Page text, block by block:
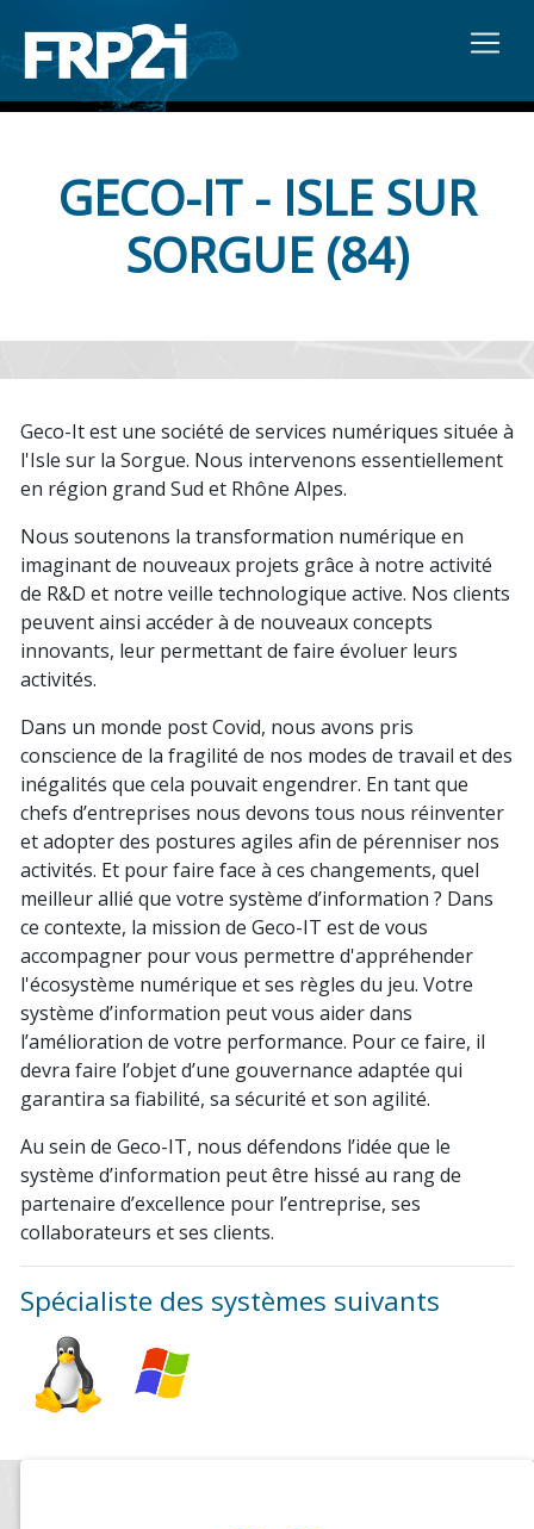
GECO-IT - ISLE SUR
SORGUE (84)
Geco-It est une société de services numériques située à
l'Isle sur la Sorgue. Nous intervenons essentiellement
en région grand Sud et Rhône Alpes.
Nous soutenons la transformation numérique en
imaginant de nouveaux projets grâce à notre activité
de R&D et notre veille technologique active. Nos clients
peuvent ainsi accéder à de nouveaux concepts
innovants, leur permettant de faire évoluer leurs
activités.
Dans un monde post Covid, nous avons pris
conscience de la fragilité de nos modes de travail et des
inégalités que cela pouvait engendrer. En tant que
chefs d’entreprises nous devons tous nous réinventer
et adopter des postures agiles afin de pérenniser nos
activités. Et pour faire face à ces changements, quel
meilleur allié que votre système d’information ? Dans
ce contexte, la mission de Geco-IT est de vous
accompagner pour vous permettre d'appréhender
l'écosystème numérique et ses règles du jeu. Votre
système d’information peut vous aider dans
l’amélioration de votre performance. Pour ce faire, il
devra faire l’objet d’une gouvernance adaptée qui
garantira sa fiabilité, sa sécurité et son agilité.
Au sein de Geco-IT, nous défendons l’idée que le
système d’information peut être hissé au rang de
partenaire d’excellence pour l’entreprise, ses
collaborateurs et ses clients.
Spécialiste des systèmes suivants